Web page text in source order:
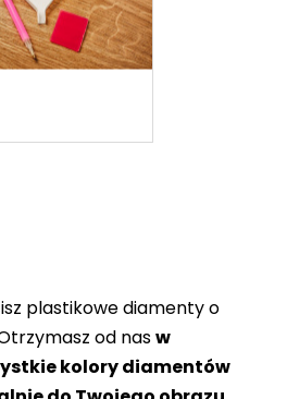
plastikowe diamenty o
od nasw
kolory diamentów